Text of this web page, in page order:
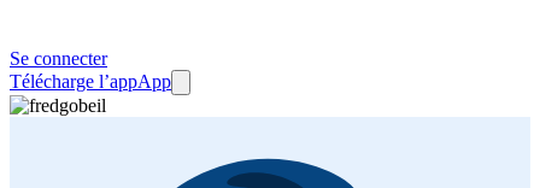
Se connecter
Télécharge l’appApp